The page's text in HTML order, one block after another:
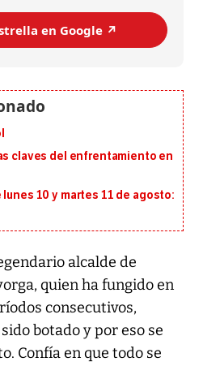
en Google ↗️
claves del enfrentamiento en
10 y martes 11 de agosto:
alcalde de
quien ha fungido en
consecutivos,
botado y por eso se
Confía en que todo se